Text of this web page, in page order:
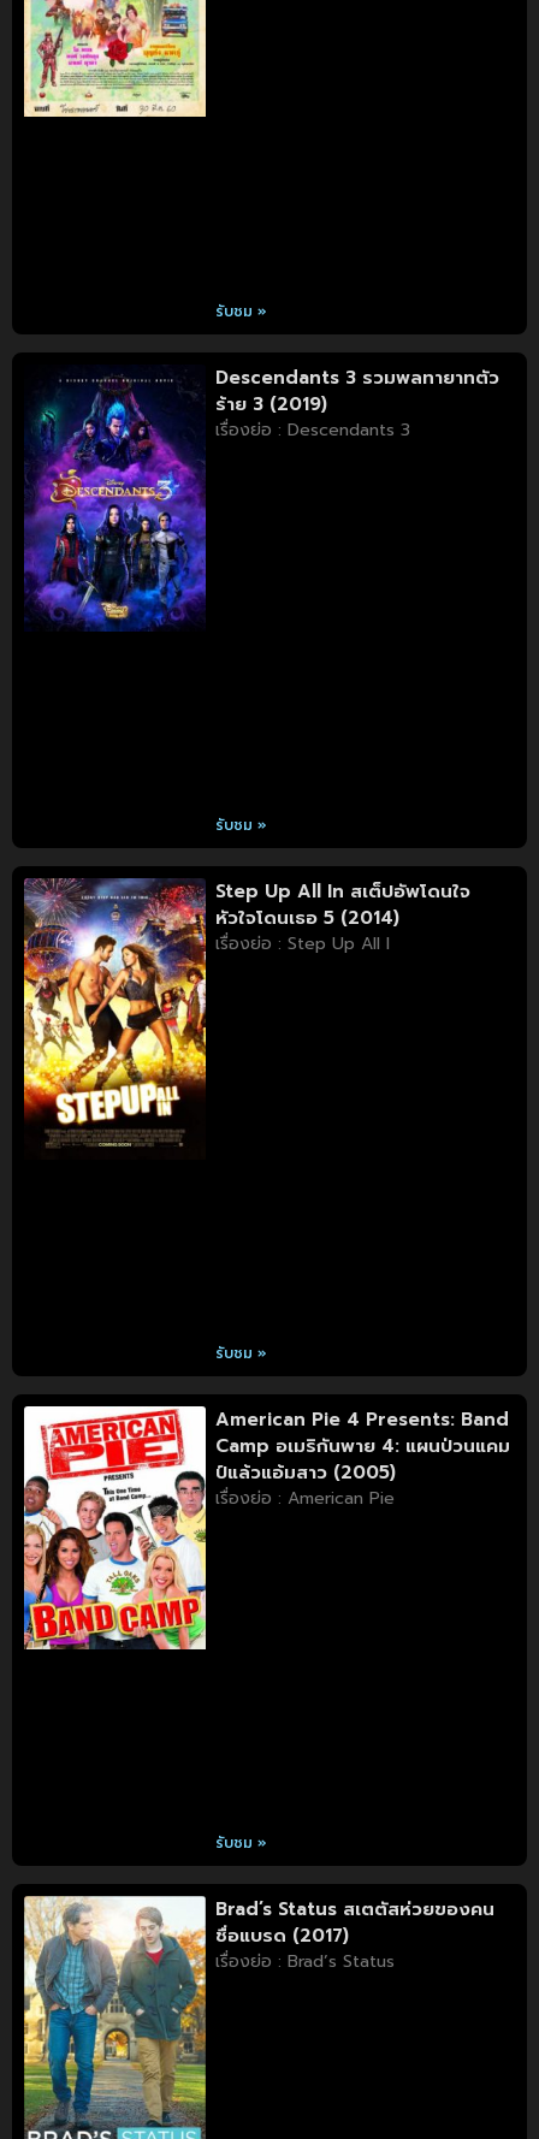
รับชม »
Descendants 3 รวมพลทายาทตัว
ร้าย 3 (2019)
เรื่องย่อ : Descendants 3
รับชม »
Step Up All In สเต็ปอัพโดนใจ
หัวใจโดนเธอ 5 (2014)
เรื่องย่อ : Step Up All I
รับชม »
American Pie 4 Presents: Band
Camp อเมริกันพาย 4: แผนป่วนแคม
ป์แล้วแอ้มสาว (2005)
เรื่องย่อ : American Pie
รับชม »
Brad’s Status สเตตัสห่วยของคน
ชื่อแบรด (2017)
เรื่องย่อ : Brad’s Status